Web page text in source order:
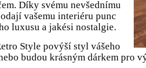
Díky svému nevšednímu
vašemu interiéru punc
luxusu a jakési nostalgie.
Style povýší styl vášeho
budou krásným dárkem pro